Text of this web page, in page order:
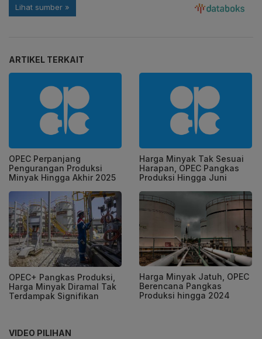
ARTIKEL TERKAIT
OPEC Perpanjang
Pengurangan Produksi
Minyak Hingga Akhir 2025
Harga Minyak Tak Sesuai
Harapan, OPEC Pangkas
Produksi Hingga Juni
OPEC+ Pangkas Produksi,
Harga Minyak Diramal Tak
Terdampak Signifikan
Harga Minyak Jatuh, OPEC
Berencana Pangkas
Produksi hingga 2024
VIDEO PILIHAN